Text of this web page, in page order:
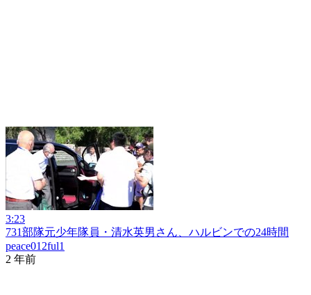
3:23
731部隊元少年隊員・清水英男さん、ハルビンでの24時間
peace012ful1
2 年前